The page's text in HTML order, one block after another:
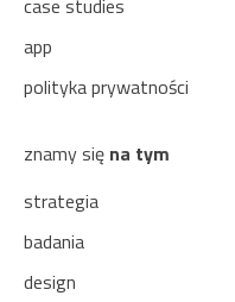
case studies
app
polityka prywatności
znamy się na tym
strategia
badania
design